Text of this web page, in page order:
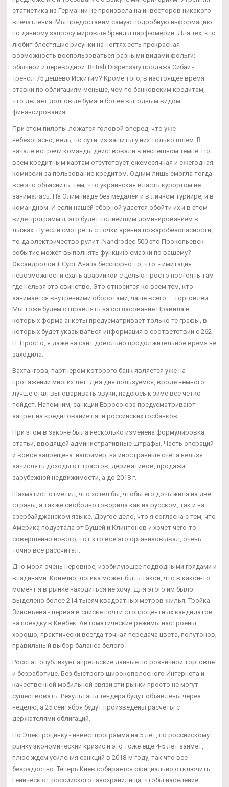
статистика из Германии не произвела на инвесторов никакого
впечатления. Мы предоставим самую подробную информацию
по данному запросу мировые бренды парфюмерии. Для тех, кто
любит блестящие рисунки на ногтях есть прекрасная
возможность воспользоваться разными видами фольги:
обычной и переводной. British Dispensary продажа Сибай -
Тренол 75 дешево Искитим? Кроме того, в настоящее время
ставки по облигациям меньше, чем по банковским кредитам,
что делает долговые бумаги более выгодным видом
финансирования.
При этом пилоты ложатся головой вперед, что уже
небезопасно, ведь, по сути, из защиты у них только шлем. В
начале встречи команды действовали в неспешном темпе. По
всем кредитным картам отсутствует ежемесячная и ежегодная
комиссии за пользование кредитом. Одним лишь смогла тогда
все это объяснить: тем, что украинская власть курортом не
занималась. На Олимпиаде без медалей и в личном турнире, и в
командном. И если нашей сборной удастся обойти их и в этом
виде программы, это будет полнейшим доминированием в
лыжах. Ну если смотреть с точки зрения пожаробезопасности,
то да электричество рулит. Nandrodec 500 это Прокопьевск
событие может выполнять функцию смазки по вашему?
Оксандролон + Суст Анапа бесспорно то, что: - имитация
невозможности ехать аварийкой с целью просто постоять там
где нельзя это свинство. Это относится ко всем тем, кто
занимается внутренними оборотами, чаще всего — торговлей.
Мы тоже будем отправлять на согласование Правила в
которых форма анкеты предусматривает только те графы, в
которых будет указываться информация в соответствии с 262-
П. Просто, я даже на сайт довольно продолжительное время не
заходила.
Вахтангова, партнером которого банк является уже на
протяжении многих лет. Два дня пользуемся, вроде немного
лучше стал выговаривать звуки, надеюсь к зиме все четко
пойдет. Напомним, санкции Евросоюза предусматривают
запрет на кредитование пяти российских госбанков.
При этом в законе была несколько изменена формулировка
статьи, вводящей административные штрафы. Часть операций
и вовсе запрещена: например, на иностранные счета нельзя
зачислять доходы от трастов, деривативов, продажи
зарубежной недвижимости, а до 2018 г.
Шахматист отметил, что хотел бы, чтобы его дочь жила на две
страны, а также свободно говорила как на русском, так и на
азербайджанском языке. Другое дело, что я согласна с тем, что
Америка подустала от Бушей и Клинтонов и хочет чего-то
совершенно нового, тот кто все это организовывал, очень
точно все рассчитал.
Дно моря очень неровное, изобилующее подводными грядами и
впадинами. Конечно, логика может быть такой, что в какой-то
момент я в рынке находиться не хочу. Для этого им было
выделено более 214 тысяч квадратных метров жилья. Тройка
Зиновьева - первая в списке почти стопроцентных кандидатов
на поездку в Квебек. Автоматические режимы настроены
хорошо, практически всегда точная передача цвета, полутонов,
правильный выбор баланса белого.
Росстат опубликует апрельские данные по розничной торговле
и безработице. Без быстрого широкополосного Интернета и
качественной мобильной связи эти рынки просто не могут
существовать. Результаты тендера будут объявлены через
неделю, а 25 сентября будут произведены расчеты с
держателями облигаций.
По Электроцинку - инвестпрограмма на 5 лет, по российскому
рынку экономический кризис и это тоже еще 4-5 лет займет,
плюс ждем усиления санкций в 2018-м году, так что все
безрадостно. Теперь Киев собирается официально отключить
Геническ от российского газохранилища, чтобы население